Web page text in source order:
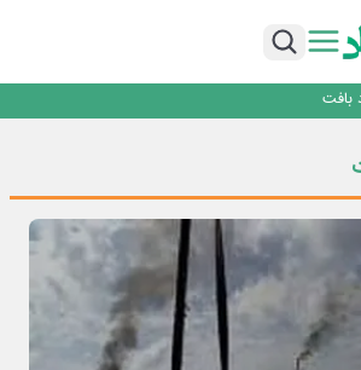
سامانه ی « آقای پولاد»
بافت
آب رسید
ی « آقای پولاد»